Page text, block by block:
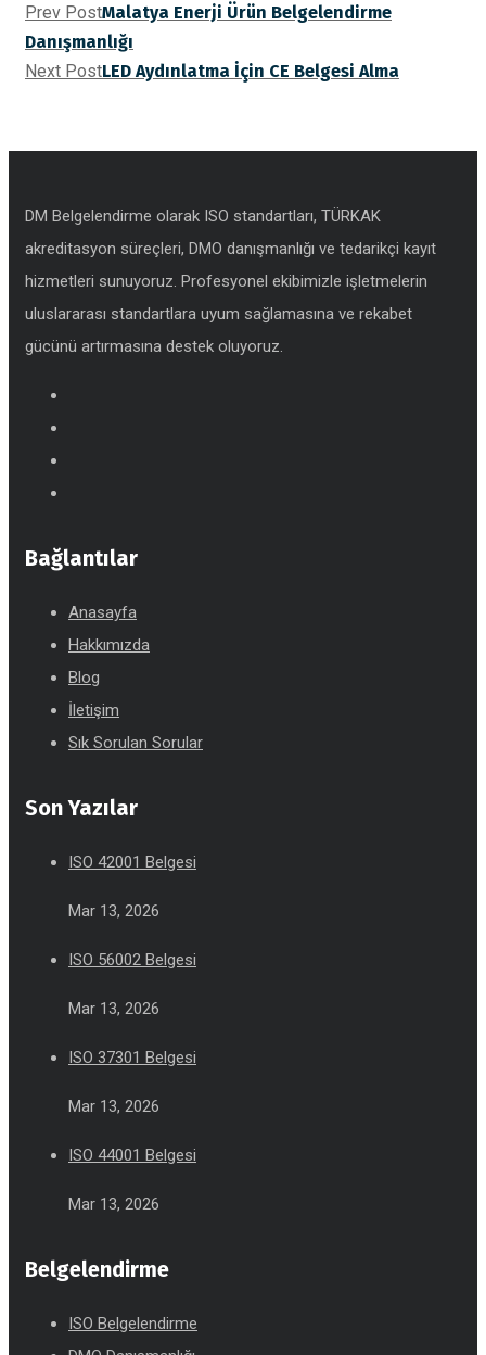
Prev PostMalatya Enerji Ürün Belgelendirme
Danışmanlığı
Next PostLED Aydınlatma İçin CE Belgesi Alma
DM Belgelendirme olarak ISO standartları, TÜRKAK
akreditasyon süreçleri, DMO danışmanlığı ve tedarikçi kayıt
hizmetleri sunuyoruz. Profesyonel ekibimizle işletmelerin
uluslararası standartlara uyum sağlamasına ve rekabet
gücünü artırmasına destek oluyoruz.
Bağlantılar
Anasayfa
Hakkımızda
Blog
İletişim
Sık Sorulan Sorular
Son Yazılar
ISO 42001 Belgesi
Mar 13, 2026
ISO 56002 Belgesi
Mar 13, 2026
ISO 37301 Belgesi
Mar 13, 2026
ISO 44001 Belgesi
Mar 13, 2026
Belgelendirme
ISO Belgelendirme